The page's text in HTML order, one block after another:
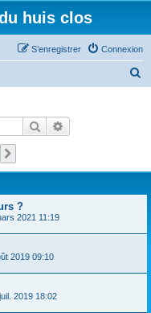
huis clos
Connexion
S’enregistrer
Rechercher
?
2021 11:19
2019 09:10
2019 18:02